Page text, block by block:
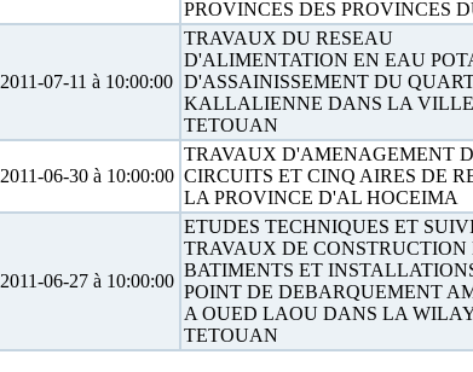
PROVINCES DES PROVINCES
2011-07-11 à 10:00:00
TRAVAUX DU RESEAU
D'ALIMENTATION EN EAU
D'ASSAINISSEMENT DU
KALLALIENNE DANS LA
TETOUAN
2011-06-30 à 10:00:00
TRAVAUX D'AMENAGEMENT
CIRCUITS ET CINQ AIRES DE
LA PROVINCE D'AL HOCEIMA
2011-06-27 à 10:00:00
ETUDES TECHNIQUES ET
TRAVAUX DE CONSTRUCTION
BATIMENTS ET
POINT DE DEBARQUEMENT
A OUED LAOU DANS LA
TETOUAN